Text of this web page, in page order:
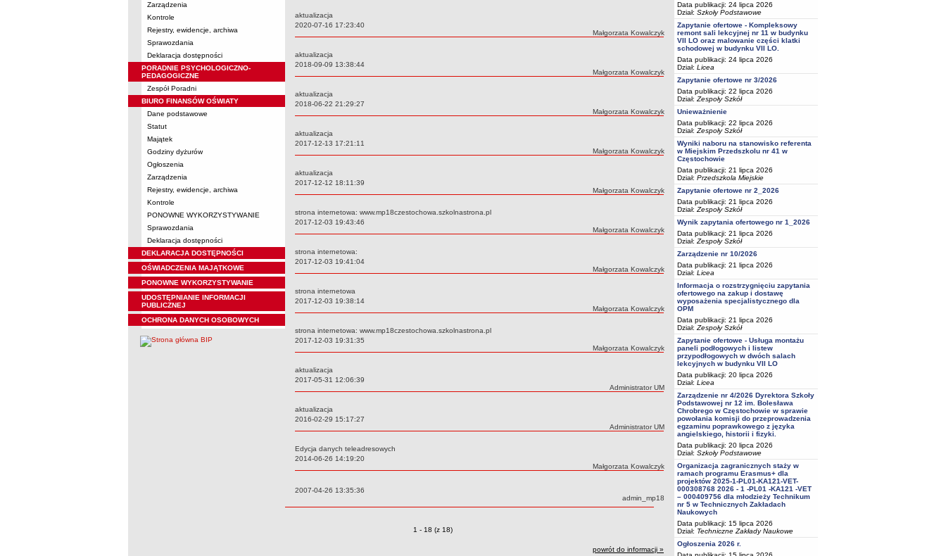
Zarządzenia
Kontrole
Rejestry, ewidencje, archiwa
Sprawozdania
Deklaracja dostępności
PORADNIE PSYCHOLOGICZNO-
PEDAGOGICZNE
Zespół Poradni
BIURO FINANSÓW OŚWIATY
Dane podstawowe
Statut
Majątek
Godziny dyżurów
Ogłoszenia
Zarządzenia
Rejestry, ewidencje, archiwa
Kontrole
PONOWNE WYKORZYSTYWANIE
Sprawozdania
Deklaracja dostępności
DEKLARACJA DOSTĘPNOŚCI
OŚWIADCZENIA MAJĄTKOWE
PONOWNE WYKORZYSTYWANIE
UDOSTĘPNIANIE INFORMACJI
PUBLICZNEJ
OCHRONA DANYCH OSOBOWYCH
aktualizacja
Data:
2020-07-16 17:23:40
Autor:
Małgorzata Kowalczyk
aktualizacja
Data:
2018-09-09 13:38:44
Autor:
Małgorzata Kowalczyk
aktualizacja
Data:
2018-06-22 21:29:27
Autor:
Małgorzata Kowalczyk
aktualizacja
Data:
2017-12-13 17:21:11
Autor:
Małgorzata Kowalczyk
aktualizacja
Data:
2017-12-12 18:11:39
Autor:
Małgorzata Kowalczyk
strona internetowa: www.mp18czestochowa.szkolnastrona.pl
Data:
2017-12-03 19:43:46
Autor:
Małgorzata Kowalczyk
strona internetowa:
Data:
2017-12-03 19:41:04
Autor:
Małgorzata Kowalczyk
strona internetowa
Data:
2017-12-03 19:38:14
Autor:
Małgorzata Kowalczyk
strona internetowa: www.mp18czestochowa.szkolnastrona.pl
Data:
2017-12-03 19:31:35
Autor:
Małgorzata Kowalczyk
aktualizacja
Data:
2017-05-31 12:06:39
Autor:
Administrator UM
aktualizacja
Data:
2016-02-29 15:17:27
Autor:
Administrator UM
Edycja danych teleadresowych
Data:
2014-06-26 14:19:20
Autor:
Małgorzata Kowalczyk
Data:
2007-04-26 13:35:36
Autor:
admin_mp18
Zmiany o pozycjach
1 - 18 (z 18)
powrót do informacji »
Data publikacji: 24 lipca 2026
Dział: Szkoły Podstawowe
Zapytanie ofertowe - Kompleksowy
remont sali lekcyjnej nr 11 w budynku
VII LO oraz malowanie części klatki
schodowej w budynku VII LO.
Data publikacji: 24 lipca 2026
Dział: Licea
Zapytanie ofertowe nr 3/2026
Data publikacji: 22 lipca 2026
Dział: Zespoły Szkół
Unieważnienie
Data publikacji: 22 lipca 2026
Dział: Zespoły Szkół
Wyniki naboru na stanowisko referenta
w Miejskim Przedszkolu nr 41 w
Częstochowie
Data publikacji: 21 lipca 2026
Dział: Przedszkola Miejskie
Zapytanie ofertowe nr 2_2026
Data publikacji: 21 lipca 2026
Dział: Zespoły Szkół
Wynik zapytania ofertowego nr 1_2026
Data publikacji: 21 lipca 2026
Dział: Zespoły Szkół
Zarządzenie nr 10/2026
Data publikacji: 21 lipca 2026
Dział: Licea
Informacja o rozstrzygnięciu zapytania
ofertowego na zakup i dostawę
wyposażenia specjalistycznego dla
OPM
Data publikacji: 21 lipca 2026
Dział: Zespoły Szkół
Zapytanie ofertowe - Usługa montażu
paneli podłogowych i listew
przypodłogowych w dwóch salach
lekcyjnych w budynku VII LO
Data publikacji: 20 lipca 2026
Dział: Licea
Zarządzenie nr 4/2026 Dyrektora Szkoły
Podstawowej nr 12 im. Bolesława
Chrobrego w Częstochowie w sprawie
powołania komisji do przeprowadzenia
egzaminu poprawkowego z języka
angielskiego, historii i fizyki.
Data publikacji: 20 lipca 2026
Dział: Szkoły Podstawowe
Organizacja zagranicznych staży w
ramach programu Erasmus+ dla
projektów 2025-1-PL01-KA121-VET-
000308768 2026 - 1 -PL01 -KA121 -VET
– 000409756 dla młodzieży Technikum
nr 5 w Technicznych Zakładach
Naukowych
Data publikacji: 15 lipca 2026
Dział: Techniczne Zakłady Naukowe
Ogłoszenia 2026 r.